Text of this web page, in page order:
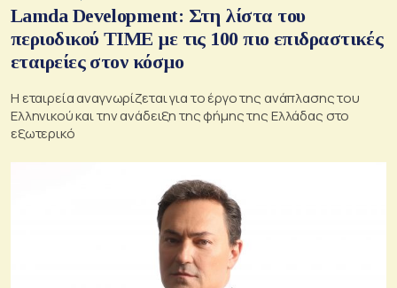
Lamda Development: Στη λίστα του
περιοδικού ΤΙΜΕ με τις 100 πιο επιδραστικές
εταιρείες στον κόσμο
Η εταιρεία αναγνωρίζεται για το έργο της ανάπλασης του
Ελληνικού και την ανάδειξη της φήμης της Ελλάδας στο
εξωτερικό